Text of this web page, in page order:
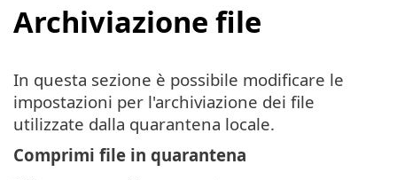
Archiviazione file
In questa sezione è possibile modificare le
impostazioni per l'archiviazione dei file
utilizzate dalla quarantena locale.
Comprimi file in quarantena